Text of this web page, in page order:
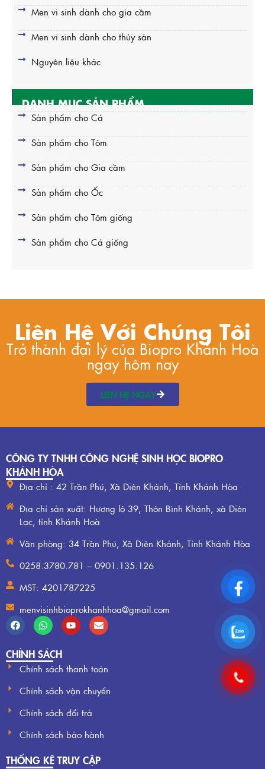
Men vi sinh dành cho gia cầm
Men vi sinh dành cho thủy sản
Nguyên liệu khác
DANH MỤC SẢN PHẨM
Sản phẩm cho Cá
Sản phẩm cho Tôm
Sản phẩm cho Gia cầm
Sản phẩm cho Ốc
Sản phẩm cho Tôm giống
Sản phẩm cho Cá giống
Liên Hệ Với Chúng Tôi
Trở thành đại lý của Biopro Khánh Hoà
ngay hôm nay
LIÊN HỆ NGAY
CÔNG TY TNHH CÔNG NGHỆ SINH HỌC BIOPRO
KHÁNH HÒA
Địa chỉ : 42 Trần Phú, Xã Diên Khánh, Tỉnh Khánh Hòa
Địa chỉ sản xuất: Hương lộ 39, Thôn Bình Khánh, xã Diên
Lạc, tỉnh Khánh Hoà
Văn phòng: 34 Trần Phú, Xã Diên Khánh, Tỉnh Khánh Hòa
0258.3780.781 – 0901.135.126
MST: 4201787225
menvisinhbioprokhanhhoa@gmail.com
CHÍNH SÁCH
Chính sách thanh toán
Chính sách vận chuyển
Chính sách đổi trả
Chính sách bảo hành
THỐNG KÊ TRUY CẬP